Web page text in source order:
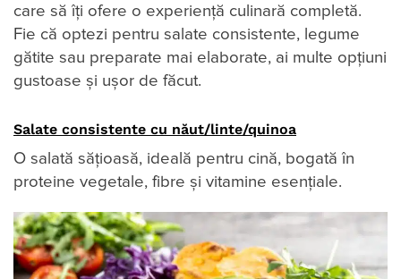
care să îți ofere o experiență culinară completă.
Fie că optezi pentru salate consistente, legume
gătite sau preparate mai elaborate, ai multe opțiuni
gustoase și ușor de făcut.
Salate consistente cu năut/linte/quinoa
O salată sățioasă, ideală pentru cină, bogată în
proteine vegetale, fibre și vitamine esențiale.